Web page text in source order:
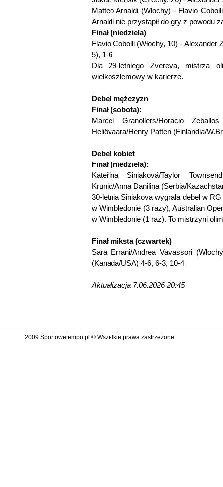
Matteo Arnaldi (Włochy) - Flavio
Arnaldi nie przystąpił do gry z powodu
Finał (niedziela)
Flavio Cobolli (Włochy, 10) -
5), 1-6
Dla 29-letniego Zvereva, mistrza
wielkoszlemowy w karierze.
Debel mężczyzn
Finał (sobota):
Marcel Granollers/Horacio
Heliövaara/Henry Patten (Finlandia/
Debel kobiet
Finał (niedziela):
Kateřina Siniaková/Taylor
Krunić/Anna Danilina (Serbia/
30-letnia Siniakova wygrała debel w
w Wimbledonie (3 razy), Australian
w Wimbledonie (1 raz). To mistrzyni
Finał miksta (czwartek)
Sara Errani/Andrea Vavassori
(Kanada/USA) 4-6, 6-3, 10-4
Aktualizacja 7.06.2026 20:45
2009 Sportowetempo.pl © Wszelkie prawa zastrzeżone